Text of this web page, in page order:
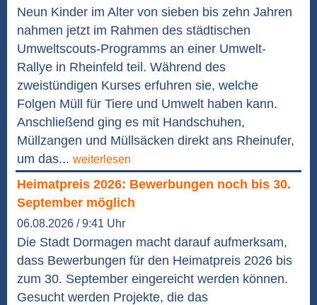
Neun Kinder im Alter von sieben bis zehn Jahren
nahmen jetzt im Rahmen des städtischen
Umweltscouts-Programms an einer Umwelt-
Rallye in Rheinfeld teil. Während des
zweistündigen Kurses erfuhren sie, welche
Folgen Müll für Tiere und Umwelt haben kann.
Anschließend ging es mit Handschuhen,
Müllzangen und Müllsäcken direkt ans Rheinufer,
um das... weiterlesen
Heimatpreis 2026: Bewerbungen noch bis 30.
September möglich
06.08.2026 / 9:41 Uhr
Die Stadt Dormagen macht darauf aufmerksam,
dass Bewerbungen für den Heimatpreis 2026 bis
zum 30. September eingereicht werden können.
Gesucht werden Projekte, die das